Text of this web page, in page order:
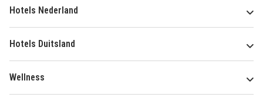
Hotels Nederland
Hotels Duitsland
Wellness